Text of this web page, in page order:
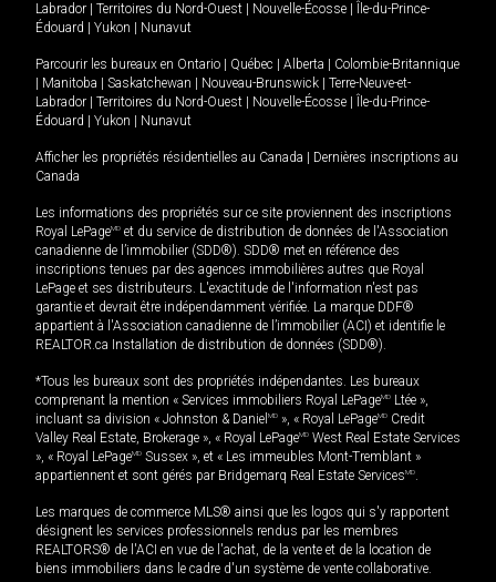
Labrador
Territoires du Nord-Ouest Nouvelle-Écosse
Île-du-Prince-
Édouard
Yukon Nunavut
Parcourir les bureaux en Ontario Québec Alberta
Colombie-Britannique
Manitoba Saskatchewan Nouveau-Brunswick
Terre-Neuve-et-
Labrador
Territoires du Nord-Ouest Nouvelle-Écosse
Île-du-Prince-
Édouard
Yukon Nunavut
Afficher les propriétés résidentielles au Canada
Dernières inscriptions au
Canada
Les informations des propriétés sur ce site proviennent des inscriptions
Royal LePageMD et du service de distribution de données de l'Association
canadienne de l’immobilier (SDD®). SDD® met en référence des
inscriptions tenues par des agences immobilières autres que Royal
LePage et ses distributeurs. L'exactitude de l'information n'est pas
garantie et devrait être indépendamment vérifiée. La marque DDF®
appartient à l'Association canadienne de l’immobilier (ACI) et identifie le
REALTOR.ca Installation de distribution de données (SDD®).
*Tous les bureaux sont des propriétés indépendantes. Les bureaux
comprenant la mention « Services immobiliers Royal LePageMD Ltée »,
incluant sa division « Johnston & Daniel MD », « Royal LePageMD Credit
Valley Real Estate, Brokerage », « Royal LePageMD West Real Estate Services
», « Royal LePageMD Sussex », et « Les immeubles Mont-Tremblant »
appartiennent et sont gérés par Bridgemarq Real Estate ServicesMD.
Les marques de commerce MLS® ainsi que les logos qui s'y rapportent
désignent les services professionnels rendus par les membres
REALTORS® de l'ACI en vue de l'achat, de la vente et de la location de
biens immobiliers dans le cadre d'un système de vente collaborative.